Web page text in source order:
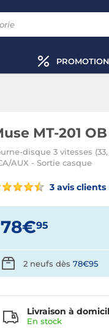
MT-201 OB
disque 3 vitesses
AUX - Sortie casque
3 avis clients
78€95
Livraison à
En stock
2 neufs dès 78€95